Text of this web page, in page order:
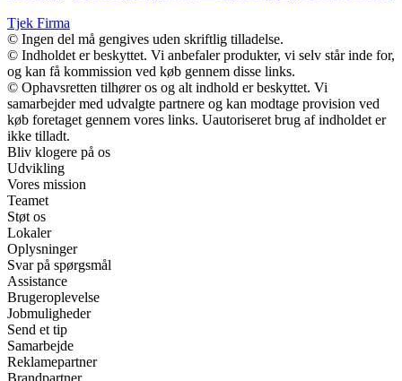
Tjek Firma
© Ingen del må gengives uden skriftlig tilladelse.
© Indholdet er beskyttet. Vi anbefaler produkter, vi selv står inde for,
og kan få kommission ved køb gennem disse links.
© Ophavsretten tilhører os og alt indhold er beskyttet. Vi
samarbejder med udvalgte partnere og kan modtage provision ved
køb foretaget gennem vores links. Uautoriseret brug af indholdet er
ikke tilladt.
Bliv klogere på os
Udvikling
Vores mission
Teamet
Støt os
Lokaler
Oplysninger
Svar på spørgsmål
Assistance
Brugeroplevelse
Jobmuligheder
Send et tip
Samarbejde
Reklamepartner
Brandpartner